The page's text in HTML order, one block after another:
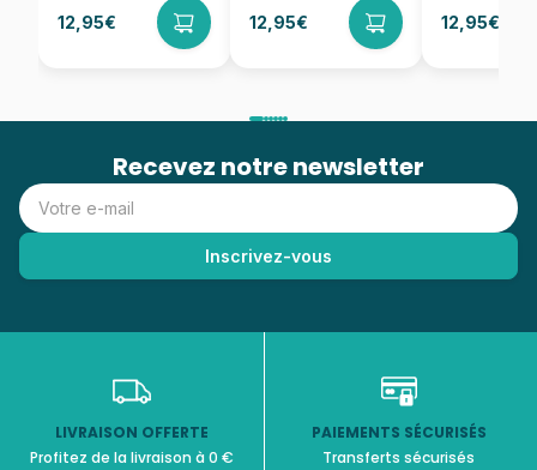
12,95€ 12,95€ 12,95€
Recevez notre newsletter
LIVRAISON OFFERTE
Profitez de la livraison à 0 €
PAIEMENTS SÉCURISÉS
Transferts sécurisés